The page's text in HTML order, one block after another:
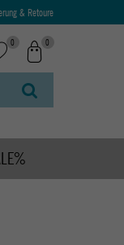
& Retoure
0 0